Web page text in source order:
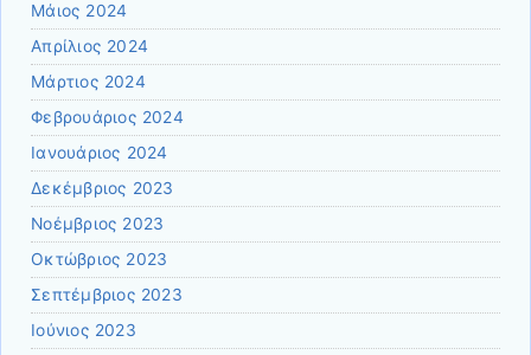
Μάιος 2024
Απρίλιος 2024
Μάρτιος 2024
Φεβρουάριος 2024
Ιανουάριος 2024
Δεκέμβριος 2023
Νοέμβριος 2023
Οκτώβριος 2023
Σεπτέμβριος 2023
Ιούνιος 2023